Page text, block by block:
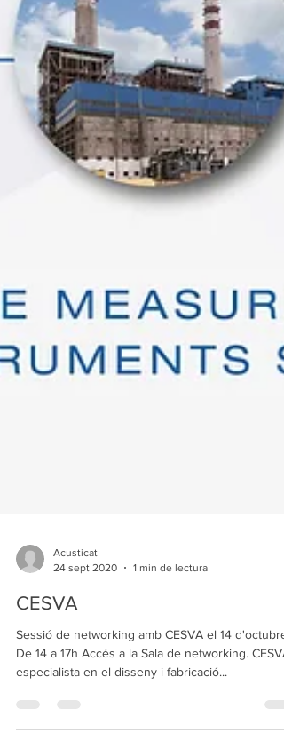
Acusticat
CESVA
Sessió de networking amb CESVA el 14 d'octubre.
De 14 a 17h Accés a la Sala de networking.